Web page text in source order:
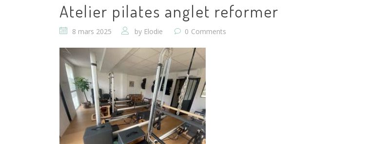
Atelier pilates anglet reformer
8 mars 2025 by Elodie 0 Comments